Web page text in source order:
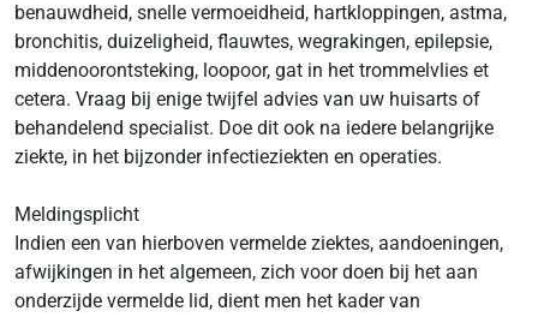
benauwdheid, snelle vermoeidheid, hartkloppingen, astma,
bronchitis, duizeligheid, flauwtes, wegrakingen, epilepsie,
middenoorontsteking, loopoor, gat in het trommelvlies et
cetera. Vraag bij enige twijfel advies van uw huisarts of
behandelend specialist. Doe dit ook na iedere belangrijke
ziekte, in het bijzonder infectieziekten en operaties.
Meldingsplicht
Indien een van hierboven vermelde ziektes, aandoeningen,
afwijkingen in het algemeen, zich voor doen bij het aan
onderzijde vermelde lid, dient men het kader van